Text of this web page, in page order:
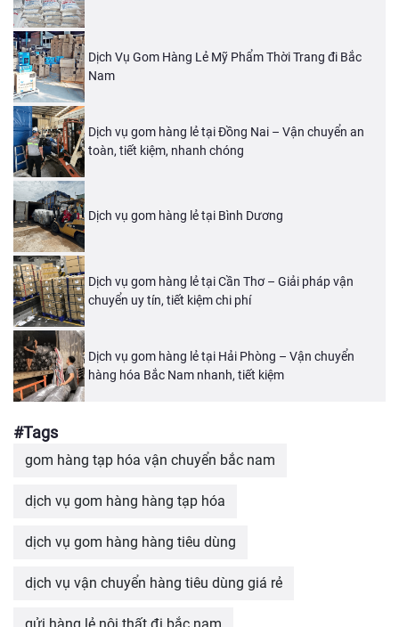
Dịch Vụ Gom Hàng Lẻ Mỹ Phẩm Thời Trang đi Bắc
Nam
Dịch vụ gom hàng lẻ tại Đồng Nai – Vận chuyển an
toàn, tiết kiệm, nhanh chóng
Dịch vụ gom hàng lẻ tại Bình Dương
Dịch vụ gom hàng lẻ tại Cần Thơ – Giải pháp vận
chuyển uy tín, tiết kiệm chi phí
Dịch vụ gom hàng lẻ tại Hải Phòng – Vận chuyển
hàng hóa Bắc Nam nhanh, tiết kiệm
#Tags
gom hàng tạp hóa vận chuyển bắc nam
dịch vụ gom hàng hàng tạp hóa
dịch vụ gom hàng hàng tiêu dùng
dịch vụ vận chuyển hàng tiêu dùng giá rẻ